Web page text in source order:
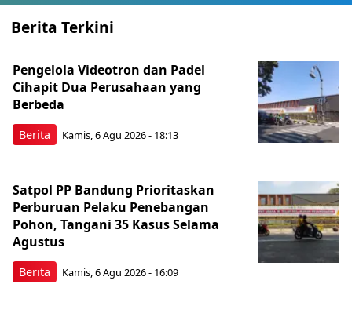
Berita Terkini
Berita
Pengelola Videotron dan Padel
Cihapit Dua Perusahaan yang
Berbeda
Kamis, 6 Agu 2026 - 18:13
Berita
Satpol PP Bandung Prioritaskan
Perburuan Pelaku Penebangan
Pohon, Tangani 35 Kasus Selama
Agustus
Kamis, 6 Agu 2026 - 16:09